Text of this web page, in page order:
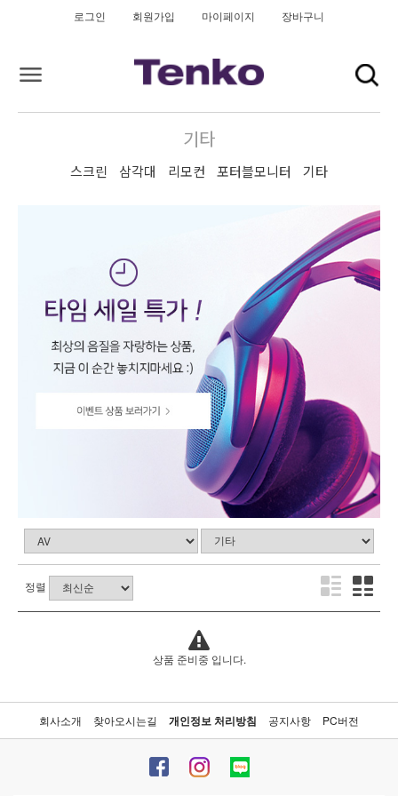
로그인 회원가입 마이페이지 장바구니
기타
스크린 삼각대 리모컨 포터블모니터 기타
정렬
상품 준비중 입니다.
회사소개 찾아오시는길 개인정보 처리방침 공지사항 PC버전